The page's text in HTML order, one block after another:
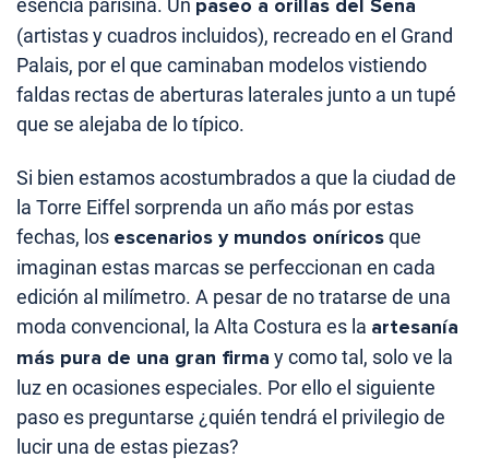
esencia parisina. Un paseo a orillas del Sena
(artistas y cuadros incluidos), recreado en el Grand
Palais, por el que caminaban modelos vistiendo
faldas rectas de aberturas laterales junto a un tupé
que se alejaba de lo típico.
Si bien estamos acostumbrados a que la ciudad de
la Torre Eiffel sorprenda un año más por estas
fechas, los escenarios y mundos oníricosque
imaginan estas marcas se perfeccionan en cada
edición al milímetro. A pesar de no tratarse de una
moda convencional, la Alta Costura es la artesanía
más pura de una gran firma y como tal, solo ve la
luz en ocasiones especiales. Por ello el siguiente
paso es preguntarse ¿quién tendrá el privilegio de
lucir una de estas piezas?